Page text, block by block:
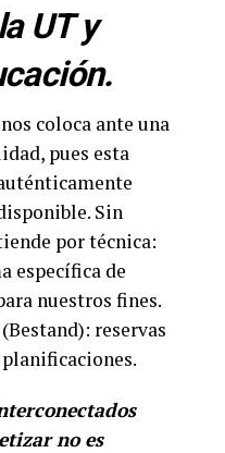
UT y
coloca ante una
pues esta
Sin
por técnica:
específica de
nuestros fines.
reservas
no es